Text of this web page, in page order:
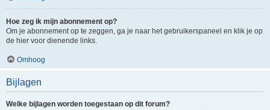
Hoe zeg ik mijn abonnement op?
Om je abonnement op te zeggen, ga je naar het gebruikerspaneel en klik je op
de hier voor dienende links.
Omhoog
Bijlagen
Welke bijlagen worden toegestaan op dit forum?